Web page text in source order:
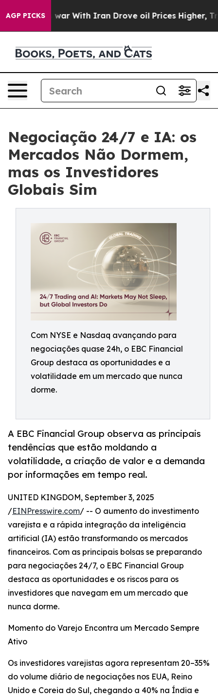
AGP PICKS
As war With Iran Drove oil Prices Higher, Trump
Negociação 24/7 e IA: os
Mercados Não Dormem,
mas os Investidores
Globais Sim
Com NYSE e Nasdaq avançando para
negociações quase 24h, o EBC Financial
Group destaca as oportunidades e a
volatilidade em um mercado que nunca
dorme.
A EBC Financial Group observa as principais
tendências que estão moldando a
volatilidade, a criação de valor e a demanda
por informações em tempo real.
UNITED KINGDOM, September 3, 2025
/EINPresswire.com/ -- O aumento do investimento
varejista e a rápida integração da inteligência
artificial (IA) estão transformando os mercados
financeiros. Com as principais bolsas se preparando
para negociações 24/7, o EBC Financial Group
destaca as oportunidades e os riscos para os
investidores que navegam em um mercado que
nunca dorme.
Momento do Varejo Encontra um Mercado Sempre
Ativo
Os investidores varejistas agora representam 20–35%
do volume diário de negociações nos EUA, Reino
Unido e Coreia do Sul, chegando a 40% na Índia e